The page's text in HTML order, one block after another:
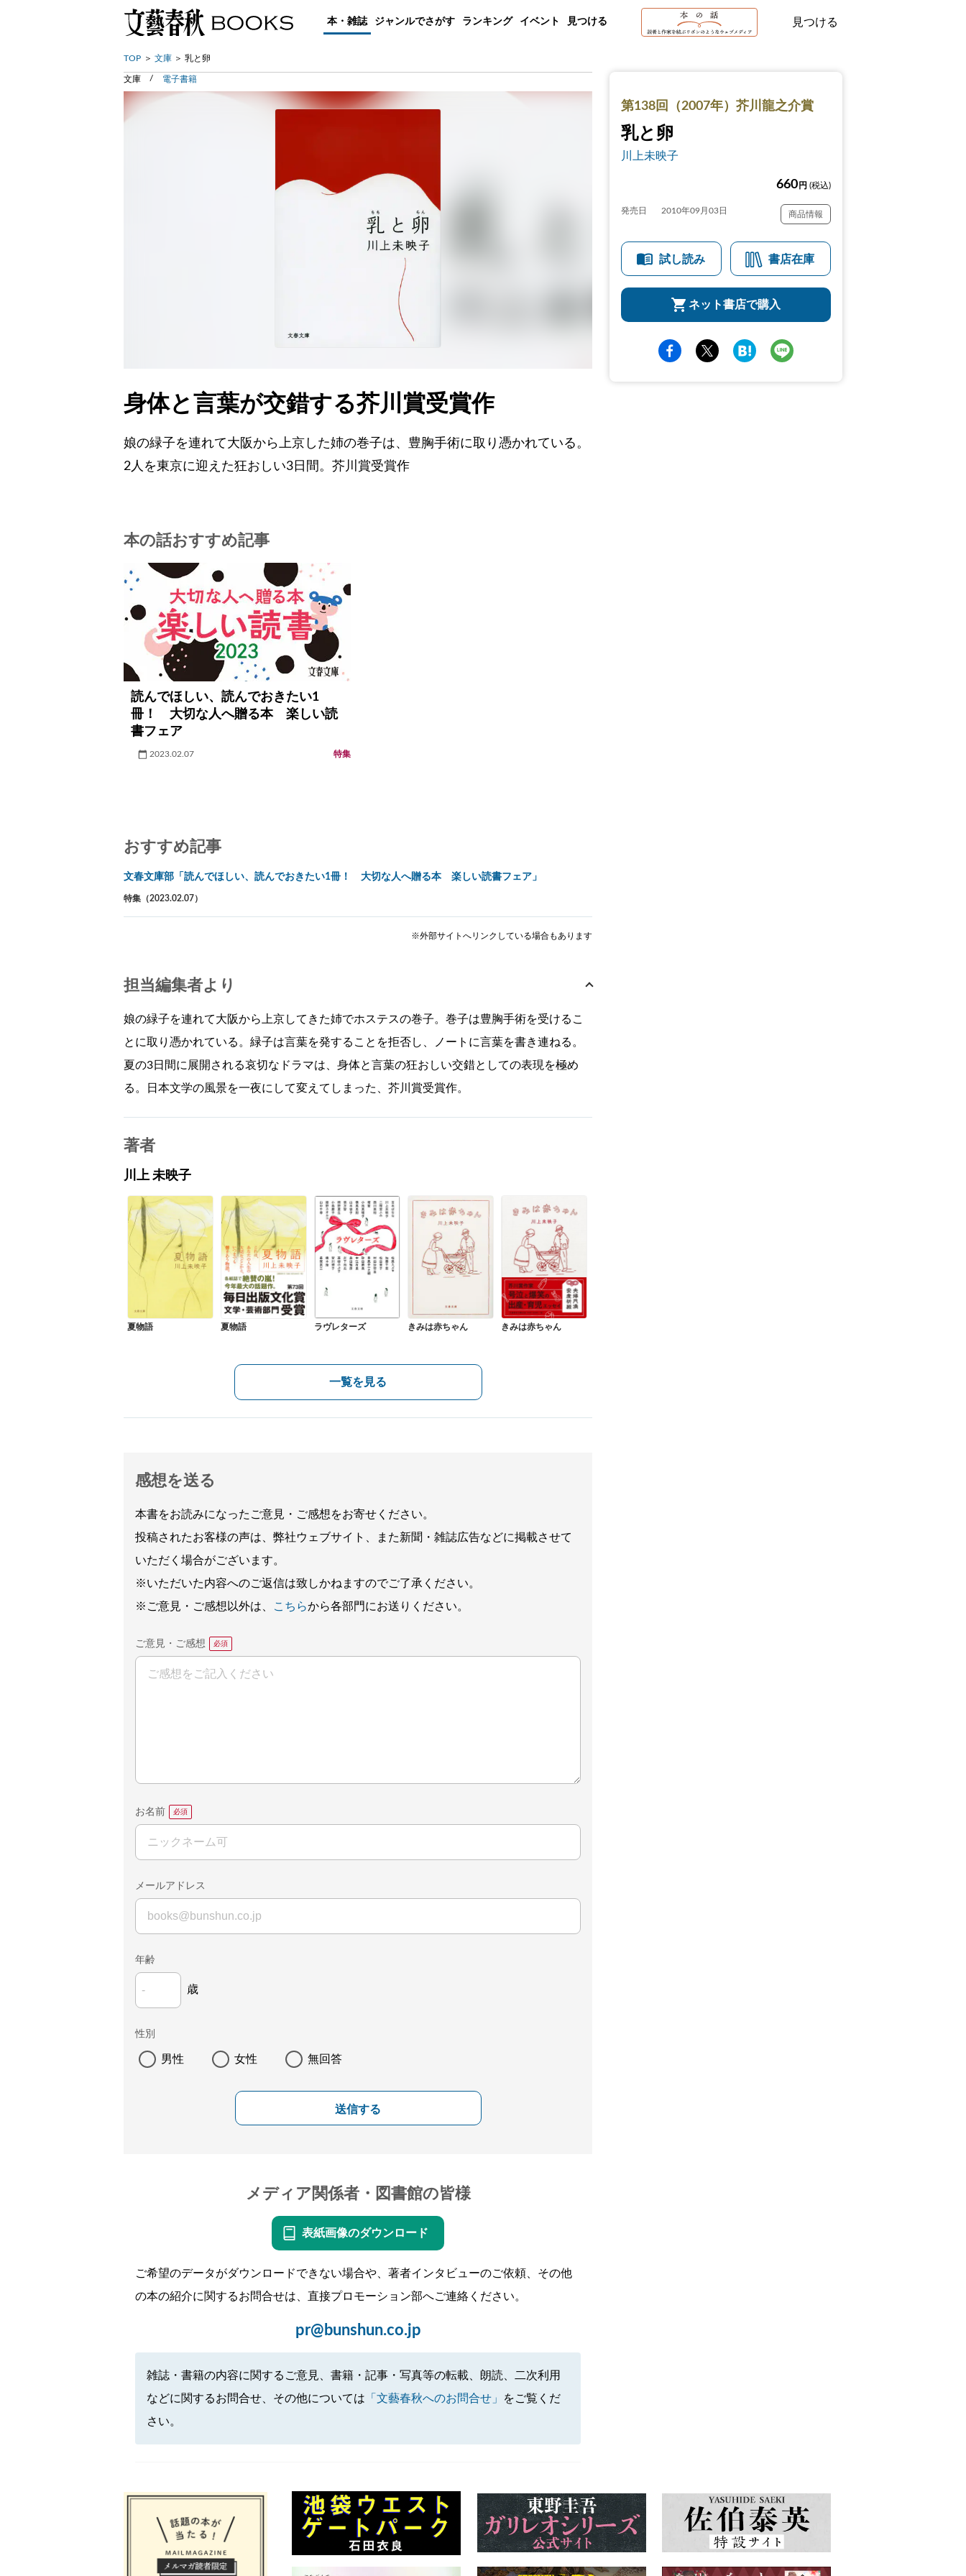
本・雑誌 ジャンルでさがす ランキング イベント 見つける 見つける
TOP 文庫 乳と卵
第138回（2007年）芥川龍之介賞
乳と卵
川上未映子
660 円 (税込)
発売日 2010年09月03日 商品情報
試し読み 書店在庫
ネット書店で購入
文庫 電子書籍
身体と言葉が交錯する芥川賞受賞作
娘の緑子を連れて大阪から上京した姉の巻子は、豊胸手術に取り憑かれている。
2人を東京に迎えた狂おしい3日間。芥川賞受賞作
本の話おすすめ記事
読んでほしい、読んでおきたい1
冊！ 大切な人へ贈る本 楽しい読
書フェア
2023.02.07 特集
おすすめ記事
文春文庫部「読んでほしい、読んでおきたい1冊！ 大切な人へ贈る本 楽しい読書フェア」
特集（2023.02.07）
※外部サイトへリンクしている場合もあります
担当編集者より
娘の緑子を連れて大阪から上京してきた姉でホステスの巻子。巻子は豊胸手術を受けるこ
とに取り憑かれている。緑子は言葉を発することを拒否し、ノートに言葉を書き連ねる。
夏の3日間に展開される哀切なドラマは、身体と言葉の狂おしい交錯としての表現を極め
る。日本文学の風景を一夜にして変えてしまった、芥川賞受賞作。
著者
川上 未映子
夏物語 夏物語 ラヴレターズ きみは赤ちゃん きみは赤ちゃん
一覧を見る
感想を送る
本書をお読みになったご意見・ご感想をお寄せください。
投稿されたお客様の声は、弊社ウェブサイト、また新聞・雑誌広告などに掲載させて
いただく場合がございます。
※いただいた内容へのご返信は致しかねますのでご了承ください。
※ご意見・ご感想以外は、
こちらから各部門にお送りください。
ご意見・ご感想
お名前
メールアドレス
年齢
歳
性別
男性 女性 無回答
送信する
メディア関係者・図書館の皆様
表紙画像のダウンロード
ご希望のデータがダウンロードできない場合や、著者インタビューのご依頼、その他
の本の紹介に関するお問合せは、直接プロモーション部へご連絡ください。
pr@bunshun.co.jp
雑誌・書籍の内容に関するご意見、書籍・記事・写真等の転載、朗読、二次利用
などに関するお問合せ、その他については 「文藝春秋へのお問合せ」
をご覧くだ
さい。